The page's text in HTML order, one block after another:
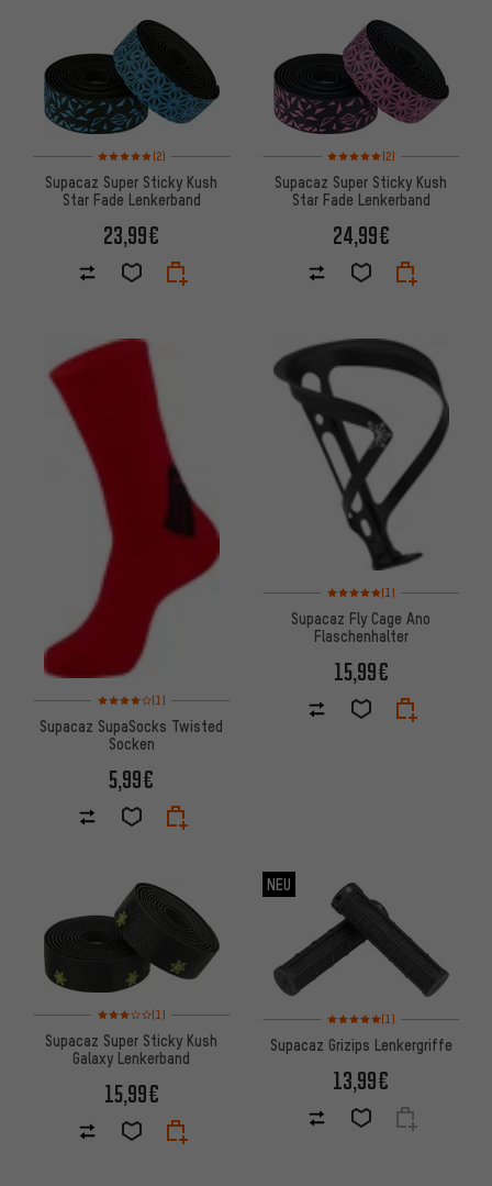
Bewertungen: 5 von 5 basierend auf 2 Bewertungen
(2)
Supacaz Super Sticky Kush
Star Fade Lenkerband
23,99€
Bewertungen: 5 von 5
(2)
Supacaz Super Sticky Kush
Star Fade Lenkerband
24,99€
Bewertungen: 4 von 5 basierend auf 1 Bewertungen
(1)
Supacaz SupaSocks Twisted
Socken
5,99€
Bewertungen: 5 von 5
(1)
Supacaz Fly Cage Ano
Flaschenhalter
15,99€
Bewertungen: 3 von 5 basierend auf 1 Bewertungen
(1)
Supacaz Super Sticky Kush
Galaxy Lenkerband
15,99€
NEU
Bewertungen: 5 von 5
(1)
Supacaz Grizips Lenkergriffe
13,99€